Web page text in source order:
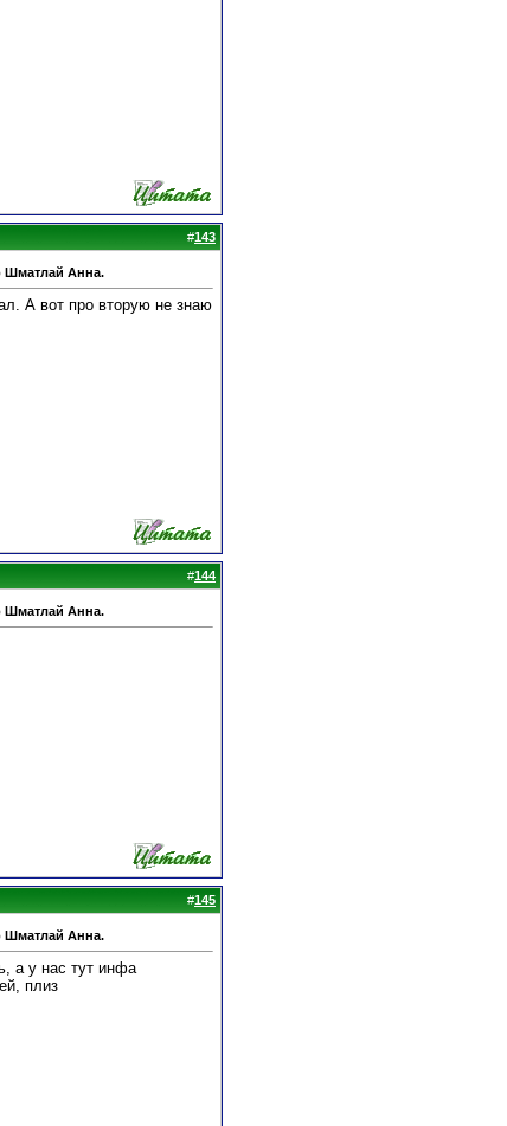
#143
Шматлай Анна.
А вот про вторую не знаю
#144
Шматлай Анна.
#145
Шматлай Анна.
а у нас тут инфа
плиз